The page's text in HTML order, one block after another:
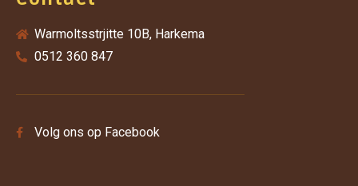
Warmoltsstrjitte 10B, Harkema
0512 360 847
Volg ons op Facebook